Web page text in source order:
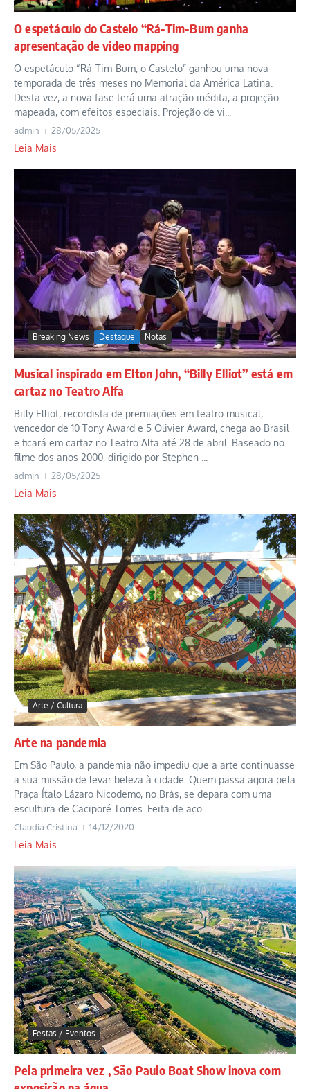
O espetáculo do Castelo “Rá-Tim-Bum ganha
apresentação de video mapping
O espetáculo “Rá-Tim-Bum, o Castelo” ganhou uma nova
temporada de três meses no Memorial da América Latina.
Desta vez, a nova fase terá uma atração inédita, a projeção
mapeada, com efeitos especiais. Projeção de vi...
admin 28/05/2025
Leia Mais
Breaking News Destaque Notas
Musical inspirado em Elton John, “Billy Elliot” está em
cartaz no Teatro Alfa
Billy Elliot, recordista de premiações em teatro musical,
vencedor de 10 Tony Award e 5 Olivier Award, chega ao Brasil
e ficará em cartaz no Teatro Alfa até 28 de abril. Baseado no
filme dos anos 2000, dirigido por Stephen ...
admin 28/05/2025
Leia Mais
Arte / Cultura
Arte na pandemia
Em São Paulo, a pandemia não impediu que a arte continuasse
a sua missão de levar beleza à cidade. Quem passa agora pela
Praça Ítalo Lázaro Nicodemo, no Brás, se depara com uma
escultura de Caciporé Torres. Feita de aço ...
Claudia Cristina 14/12/2020
Leia Mais
Festas / Eventos
Pela primeira vez , São Paulo Boat Show inova com